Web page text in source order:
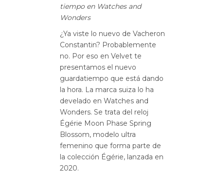
tiempo en Watches and
Wonders
¿Ya viste lo nuevo de Vacheron
Constantin? Probablemente
no. Por eso en Velvet te
presentamos el nuevo
guardatiempo que está dando
la hora. La marca suiza lo ha
develado en Watches and
Wonders. Se trata del reloj
Égérie Moon Phase Spring
Blossom, modelo ultra
femenino que forma parte de
la colección Égérie, lanzada en
2020.